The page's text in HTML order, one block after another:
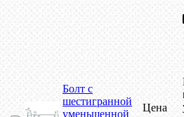
Болт с
шестигранной
уменьшенной
Цена